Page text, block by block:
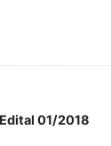
01/2018